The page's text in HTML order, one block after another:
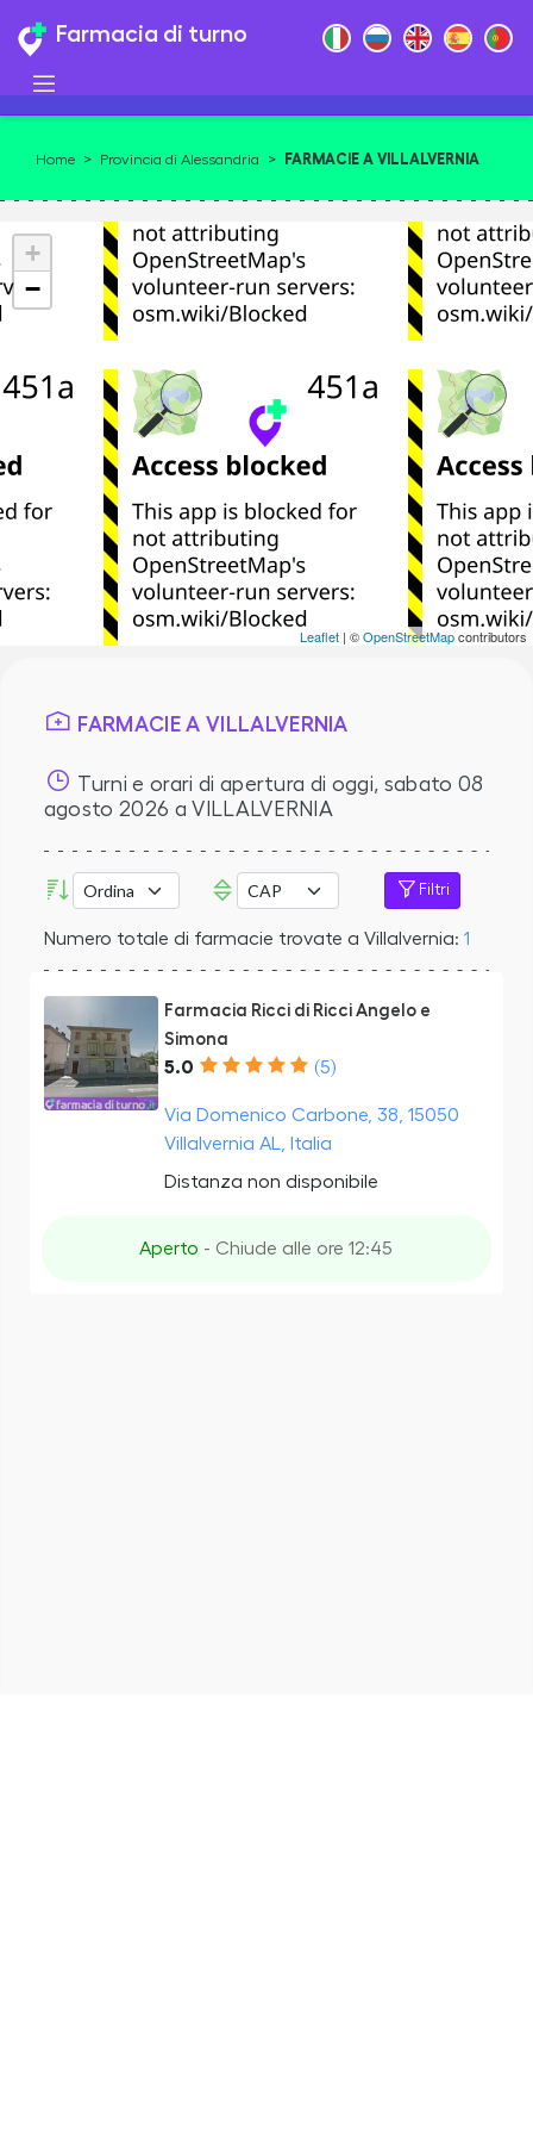
Farmacia di turno
Home > Provincia di Alessandria > FARMACIE A VILLALVERNIA
+
−
Leaflet | ©OpenStreetMapcontributors
FARMACIE A VILLALVERNIA
Turni e orari di apertura di oggi, sabato 08
agosto 2026 a VILLALVERNIA
Filtri
Numero totale di farmacie trovate a Villalvernia: 1
Farmacia Ricci di Ricci Angelo e
Simona
5.0 (5)
Via Domenico Carbone, 38, 15050
Villalvernia AL, Italia
Distanza non disponibile
Aperto - Chiude alle ore 12:45